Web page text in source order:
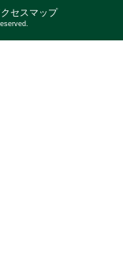
クセスマップ